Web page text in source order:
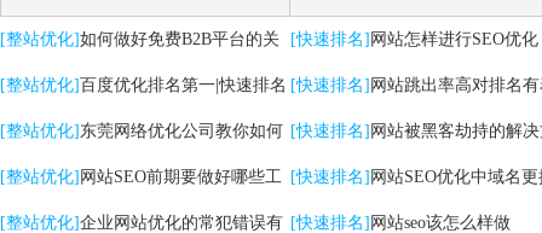
[整站优化]如何做好免费B2B平台的关
键词优化推广
[整站优化]百度优化排名第一|快速排名
关键词|自然排名优化
[整站优化] 东莞网络优化公司教你如何
提升网站转化率
[整站优化] 网站SEO前期要做好哪些工
作
[整站优化]企业网站优化的常犯错误有
[快速排名] 网站怎样进行SEO优化
[快速排名] 网站跳出率高对排名
高的影响
[快速排名] 网站被黑客劫持的解
[快速排名] 网站SEO优化中域名
点
[快速排名] 网站seo该怎么样做